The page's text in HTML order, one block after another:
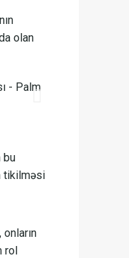
olan
bu
tikilməsi
rol